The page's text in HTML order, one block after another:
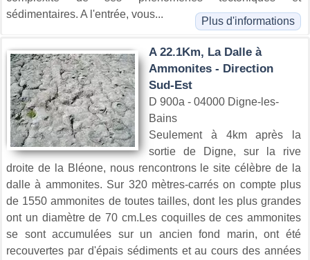
sédimentaires. A l'entrée, vous...
Plus d'informations
A 22.1Km, La Dalle à
Ammonites - Direction
Sud-Est
D 900a - 04000 Digne-les-
Bains
Seulement à 4km après la
sortie de Digne, sur la rive
droite de la Bléone, nous rencontrons le site célèbre de la
dalle à ammonites. Sur 320 mètres-carrés on compte plus
de 1550 ammonites de toutes tailles, dont les plus grandes
ont un diamètre de 70 cm.Les coquilles de ces ammonites
se sont accumulées sur un ancien fond marin, ont été
recouvertes par d'épais sédiments et au cours des années